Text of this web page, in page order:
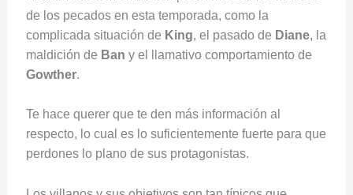
de los pecados en esta temporada, como la
complicada situación de King, el pasado de Diane, la
maldición de Ban y el llamativo comportamiento de
Gowther.
Te hace querer que te den más información al
respecto, lo cual es lo suficientemente fuerte para que
perdones lo plano de sus protagonistas.